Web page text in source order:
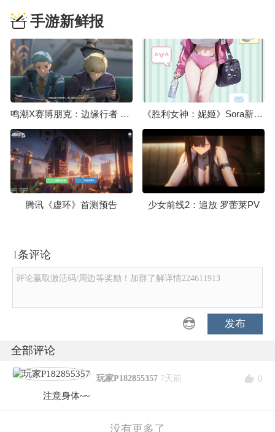
手游新鲜报
鸣潮X赛博朋克：边缘行者 联动预告 《胜利女神：妮姬》Sora新服装介绍
腾讯《虚环》首测预告 少女前线2：追放 罗蕾莱PV
1条评论
评论赢取激活码/周边等奖励！加群了解详情224611913
发布
全部评论
玩家P182855357 7天前
0
注意身体~~
没有更多了